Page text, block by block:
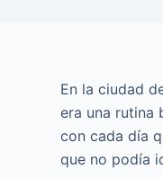
En la ciudad
era una rutina
con cada día
que no podía